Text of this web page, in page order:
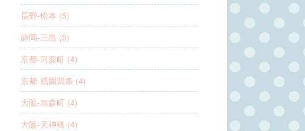
長野-松本 (5)
静岡-三島 (5)
京都-河原町 (4)
京都-祇園四条 (4)
大阪-南森町 (4)
大阪-天神橋 (4)